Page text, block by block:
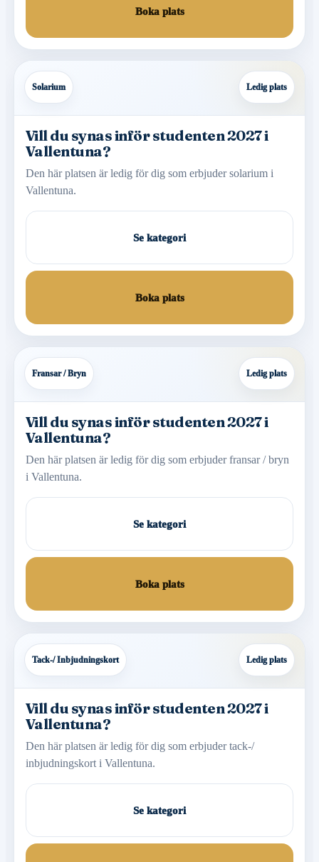
Boka plats
Solarium Ledig plats
Vill du synas inför studenten 2027 i
Vallentuna?
Den här platsen är ledig för dig som erbjuder solarium i
Vallentuna.
Se kategori
Boka plats
Fransar / Bryn Ledig plats
Vill du synas inför studenten 2027 i
Vallentuna?
Den här platsen är ledig för dig som erbjuder fransar / bryn
i Vallentuna.
Se kategori
Boka plats
Tack-/ Inbjudningskort Ledig plats
Vill du synas inför studenten 2027 i
Vallentuna?
Den här platsen är ledig för dig som erbjuder tack-/
inbjudningskort i Vallentuna.
Se kategori